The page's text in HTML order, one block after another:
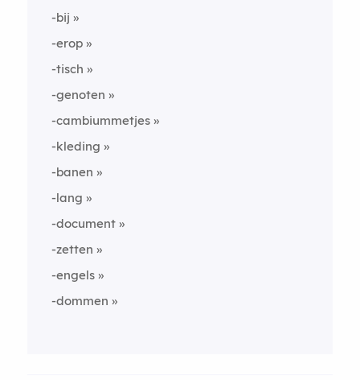
-bij
-erop
-tisch
-genoten
-cambiummetjes
-kleding
-banen
-lang
-document
-zetten
-engels
-dommen